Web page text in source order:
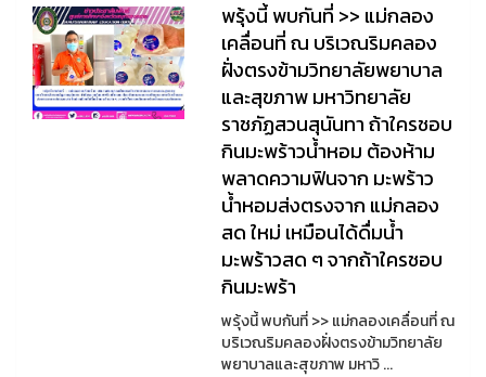
พรุ้งนี้ พบกันที่ >> แม่กลอง
เคลื่อนที่ ณ บริเวณริมคลอง
ฝั่งตรงข้ามวิทยาลัยพยาบาล
และสุขภาพ มหาวิทยาลัย
ราชภัฏสวนสุนันทา ถ้าใครชอบ
กินมะพร้าวน้ำหอม ต้องห้าม
พลาดความฟินจาก มะพร้าว
น้ำหอมส่งตรงจาก แม่กลอง
สด ใหม่ เหมือนได้ดื่มน้ำ
มะพร้าวสด ๆ จากถ้าใครชอบ
กินมะพร้า
พรุ้งนี้ พบกันที่ >> แม่กลองเคลื่อนที่ ณ
บริเวณริมคลองฝั่งตรงข้ามวิทยาลัย
พยาบาลและสุขภาพ มหาวิ ...